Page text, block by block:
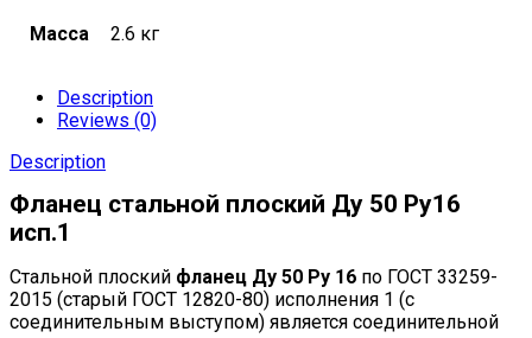
Масса 2.6 кг
Description
Reviews (0)
Description
Фланец стальной плоский Ду 50 Ру16
исп.1
Стальной плоский фланец Ду 50 Ру 16 по ГОСТ 33259-
2015 (старый ГОСТ 12820-80) исполнения 1 (с
соединительным выступом) является соединительной